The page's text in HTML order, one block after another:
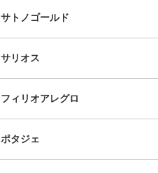
サトノゴールド
サリオス
フィリオアレグロ
ポタジェ